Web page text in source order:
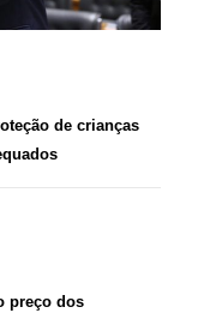
de crianças
preço dos